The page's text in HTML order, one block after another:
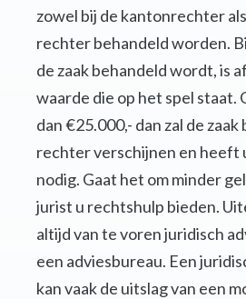
zowel bij de kantonrechter
rechter behandeld worden.
de zaak behandeld wordt, is
waarde die op het spel staat.
dan €25.000,- dan zal de zaak
rechter verschijnen en heeft
nodig. Gaat het om minder
jurist u rechtshulp bieden.
altijd van te voren juridisch
een adviesbureau. Een
kan vaak de uitslag van een